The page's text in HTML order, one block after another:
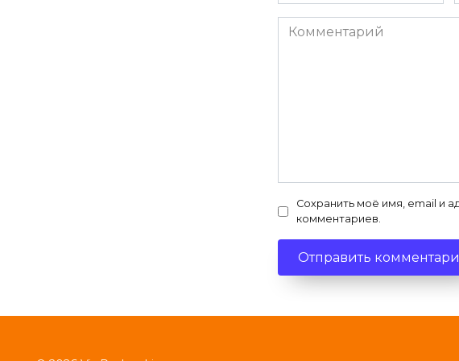
Комментарий
Сохранить моё имя, email и
комментариев.